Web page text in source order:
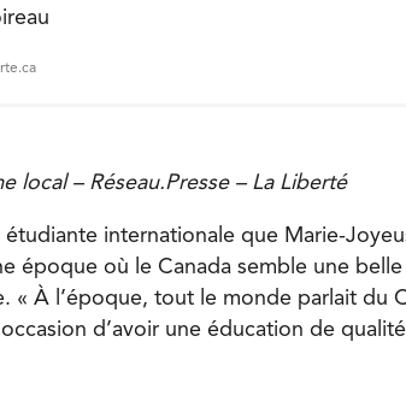
local – Réseau.Presse – La Liberté
étudiante internationale que Marie-
époque où le Canada semble une
« À l’époque, tout le monde parlait du
d’avoir une éducation de